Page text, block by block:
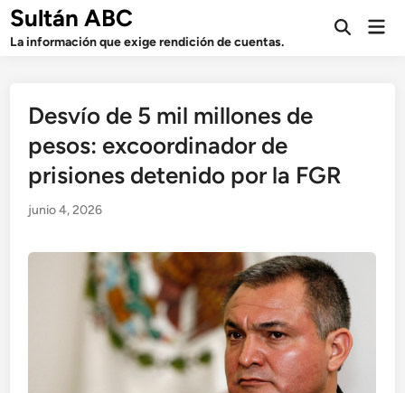
Saltar
contenido
Sultán ABC
La información que exige rendición de cuentas.
Abrir
Desvío de 5 mil millones de
pesos: excoordinador de
prisiones detenido por la FGR
junio 4, 2026